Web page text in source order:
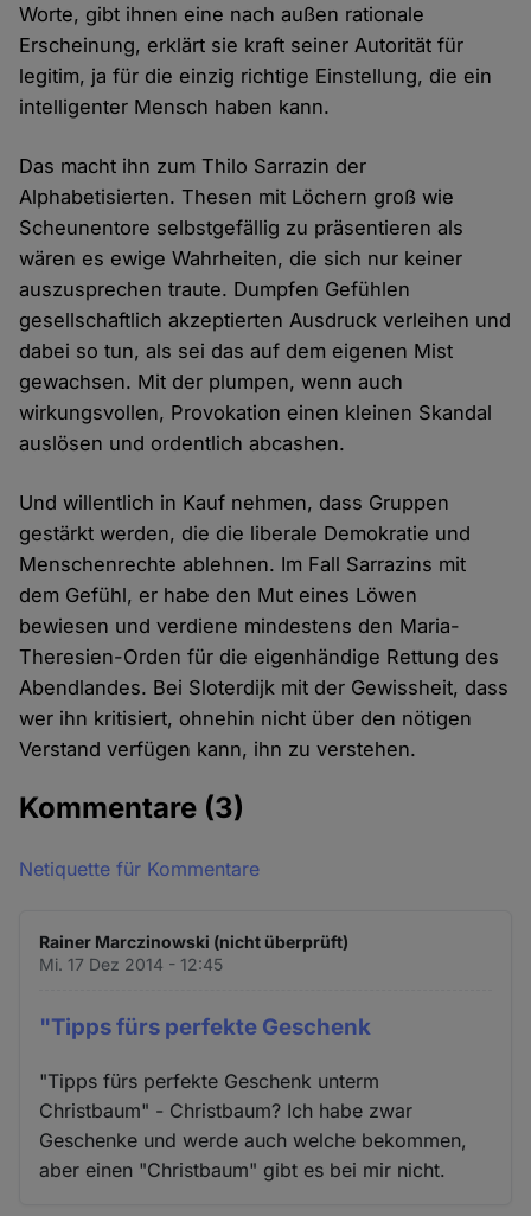
Worte, gibt ihnen eine nach außen rationale
Erscheinung, erklärt sie kraft seiner Autorität für
legitim, ja für die einzig richtige Einstellung, die ein
intelligenter Mensch haben kann.
Das macht ihn zum Thilo Sarrazin der
Alphabetisierten. Thesen mit Löchern groß wie
Scheunentore selbstgefällig zu präsentieren als
wären es ewige Wahrheiten, die sich nur keiner
auszusprechen traute. Dumpfen Gefühlen
gesellschaftlich akzeptierten Ausdruck verleihen und
dabei so tun, als sei das auf dem eigenen Mist
gewachsen. Mit der plumpen, wenn auch
wirkungsvollen, Provokation einen kleinen Skandal
auslösen und ordentlich abcashen.
Und willentlich in Kauf nehmen, dass Gruppen
gestärkt werden, die die liberale Demokratie und
Menschenrechte ablehnen. Im Fall Sarrazins mit
dem Gefühl, er habe den Mut eines Löwen
bewiesen und verdiene mindestens den Maria-
Theresien-Orden für die eigenhändige Rettung des
Abendlandes. Bei Sloterdijk mit der Gewissheit, dass
wer ihn kritisiert, ohnehin nicht über den nötigen
Verstand verfügen kann, ihn zu verstehen.
Kommentare (3)
Netiquette für Kommentare
Rainer Marczinowski (nicht überprüft)
Mi. 17 Dez 2014 - 12:45
"Tipps fürs perfekte Geschenk
"Tipps fürs perfekte Geschenk unterm
Christbaum" - Christbaum? Ich habe zwar
Geschenke und werde auch welche bekommen,
aber einen "Christbaum" gibt es bei mir nicht.